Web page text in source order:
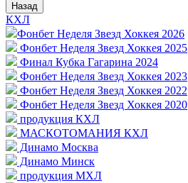
Назад
КХЛ
Фонбет Неделя Звезд Хоккея 2026
Фонбет Неделя Звезд Хоккея 2025
Финал Кубка Гагарина 2024
Фонбет Неделя Звезд Хоккея 2023
Фонбет Неделя Звезд Хоккея 2022
Фонбет Неделя Звезд Хоккея 2020
продукция КХЛ
МАСКОТОМАНИЯ КХЛ
Динамо Москва
Динамо Минск
продукция МХЛ